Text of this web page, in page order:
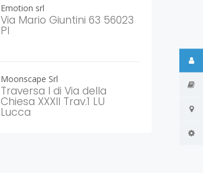
Emotion srl
Via Mario Giuntini 63 56023
PI
Moonscape Srl
Traversa I di Via della
Chiesa XXXII Trav.1 LU
Lucca